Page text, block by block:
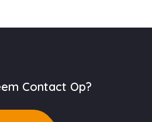
Contact Op?